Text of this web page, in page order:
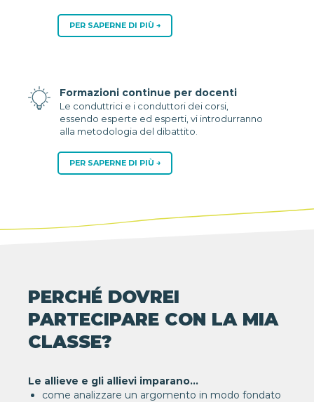
PER SAPERNE DI PIÙ
Formazioni continue per docenti
Le conduttrici e i conduttori dei corsi,
essendo esperte ed esperti, vi introdurranno
alla metodologia del dibattito.
PER SAPERNE DI PIÙ
PERCHÉ DOVREI
PARTECIPARE CON LA MIA
CLASSE?
Le allieve e gli allievi imparano…
come analizzare un argomento in modo fondato